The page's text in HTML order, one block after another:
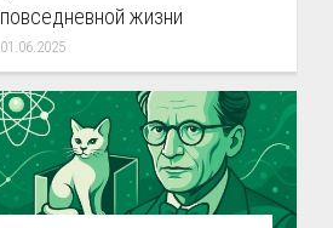
повседневной жизни
01.06.2025